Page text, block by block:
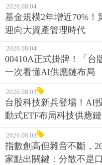
2026.08.04
基金規模2年增近70%
迎向大資產管理時代
2026.08.04
00410A正式掛牌！「台
一次看懂AI供應鏈布局
2026.08.03
台股科技新兵登場！AI
動式ETF布局科技供應
2026.08.03
指數創高但雜音不斷，
家點出關鍵：分散不是